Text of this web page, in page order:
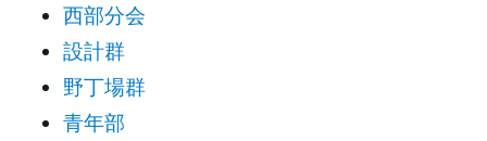
西部分会
設計群
野丁場群
青年部